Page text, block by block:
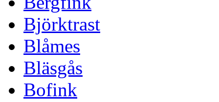
Björktrast
Blåmes
Bläsgås
Bofink